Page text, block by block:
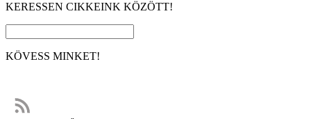
KERESSEN CIKKEINK KÖZÖTT!
KÖVESS MINKET!